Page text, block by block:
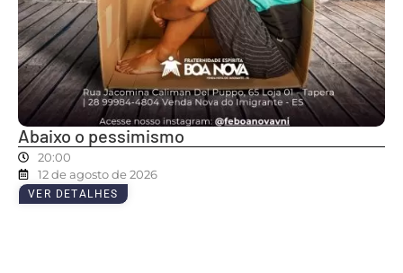
Abaixo o pessimismo
20:00
12 de agosto de 2026
VER DETALHES